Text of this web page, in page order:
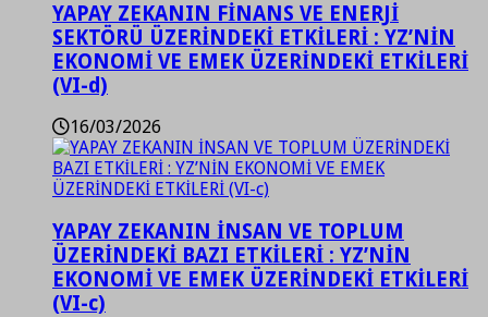
YAPAY ZEKANIN FİNANS VE ENERJİ
SEKTÖRÜ ÜZERİNDEKİ ETKİLERİ : YZ’NİN
EKONOMİ VE EMEK ÜZERİNDEKİ ETKİLERİ
(VI-d)
16/03/2026
YAPAY ZEKANIN İNSAN VE TOPLUM
ÜZERİNDEKİ BAZI ETKİLERİ : YZ’NİN
EKONOMİ VE EMEK ÜZERİNDEKİ ETKİLERİ
(VI-c)